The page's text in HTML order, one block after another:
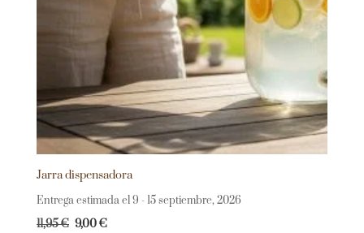
Jarra dispensadora
Entrega estimada el 9 - 15 septiembre, 2026
11,95€ 9,00€